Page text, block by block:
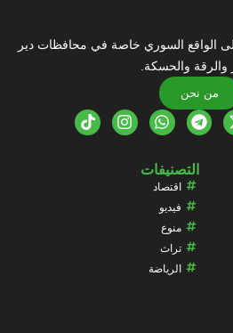
الواقع السوري خاصة في محافظات دير
والرقة والحسكة.
من نحن
التصنيفات
اقتصاد
فيديو
منوع
تراث
الرياضة